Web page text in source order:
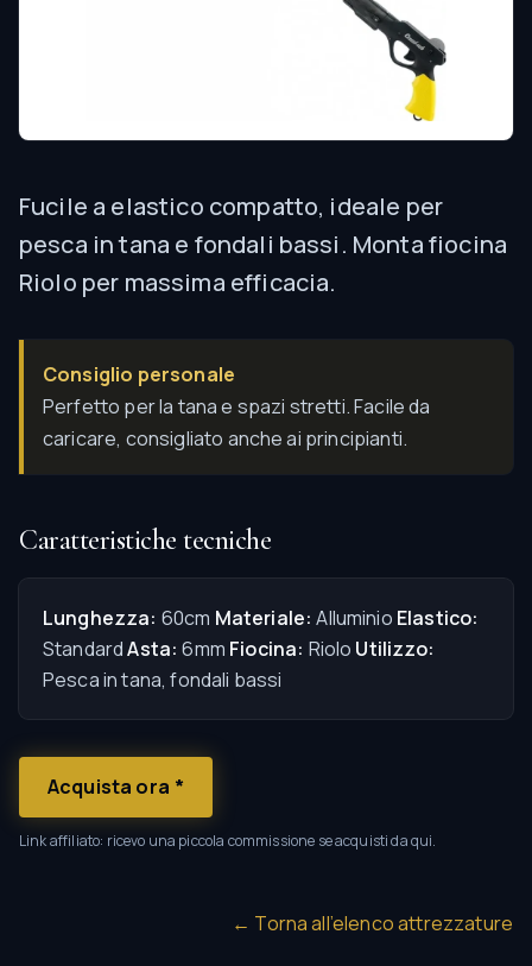
Fucile a elastico compatto, ideale per
pesca in tana e fondali bassi. Monta fiocina
Riolo per massima efficacia.
Consiglio personale
Perfetto per la tana e spazi stretti. Facile da
caricare, consigliato anche ai principianti.
Caratteristiche tecniche
Lunghezza: 60cm Materiale: Alluminio Elastico:
StandardAsta: 6mm Fiocina: Riolo Utilizzo:
Pesca in tana, fondali bassi
Acquista ora *
Link affiliato: ricevo una piccola commissione se acquisti da qui.
← Torna all’elenco attrezzature